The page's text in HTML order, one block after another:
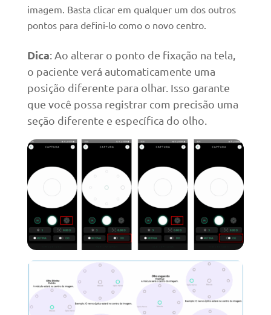
imagem. Basta clicar em qualquer um dos outros
pontos para defini-lo como o novo centro.
Dica: Ao alterar o ponto de fixação na tela,
o paciente verá automaticamente uma
posição diferente para olhar. Isso garante
que você possa registrar com precisão uma
seção diferente e específica do olho.